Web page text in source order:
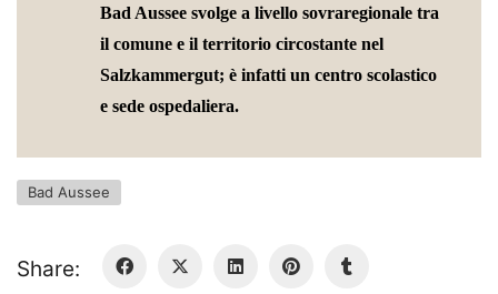
Bad Aussee svolge a livello sovraregionale tra
il comune e il territorio circostante nel
Salzkammergut; è infatti un centro scolastico
e sede ospedaliera.
Bad Aussee
Share: